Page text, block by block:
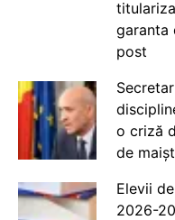
garanta
post
o criză
de
Elevii
2026-